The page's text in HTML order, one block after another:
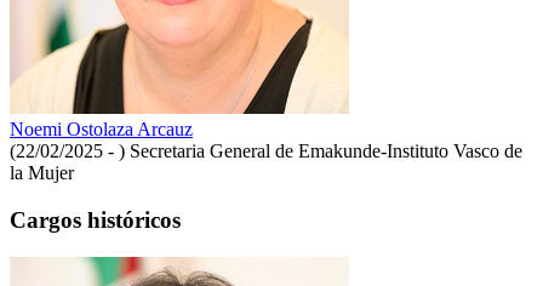
Noemi Ostolaza Arcauz
(22/02/2025 - ) Secretaria General de Emakunde-Instituto Vasco de
la Mujer
Cargos históricos